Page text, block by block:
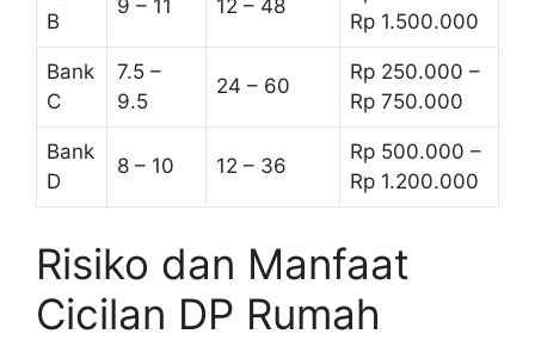
B
9 – 11 12 – 48
Rp 1.500.000
Bank
C
7.5 –
9.5
24 – 60
Rp 250.000 –
Rp 750.000
Bank
D
8 – 10 12 – 36
Rp 500.000 –
Rp 1.200.000
Risiko dan Manfaat
Cicilan DP Rumah